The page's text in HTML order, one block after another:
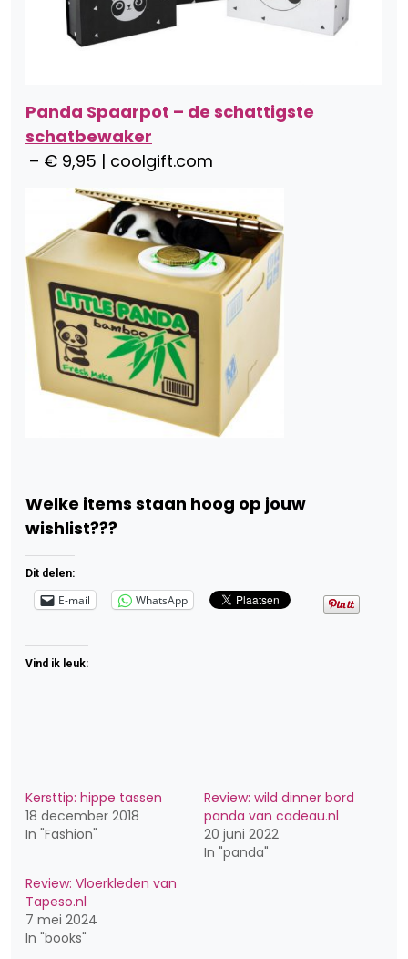
Panda Spaarpot – de schattigste
schatbewaker
– € 9,95 | coolgift.com
Welke items staan hoog op jouw
wishlist???
Dit delen:
E-mail WhatsApp
Vind ik leuk:
Kersttip: hippe tassen
18 december 2018
In "Fashion"
Review: wild dinner bord
panda van cadeau.nl
20 juni 2022
In "panda"
Review: Vloerkleden van
Tapeso.nl
7 mei 2024
In "books"